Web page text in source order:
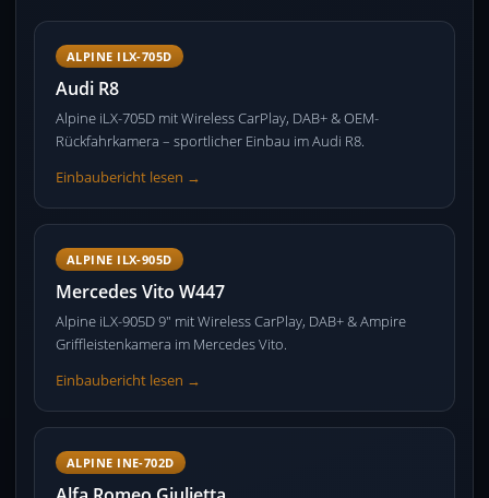
ALPINE ILX-705D
Audi R8
Alpine iLX-705D mit Wireless CarPlay, DAB+ & OEM-
Rückfahrkamera – sportlicher Einbau im Audi R8.
Einbaubericht lesen →
ALPINE ILX-905D
Mercedes Vito W447
Alpine iLX-905D 9″ mit Wireless CarPlay, DAB+ & Ampire
Griffleistenkamera im Mercedes Vito.
Einbaubericht lesen →
ALPINE INE-702D